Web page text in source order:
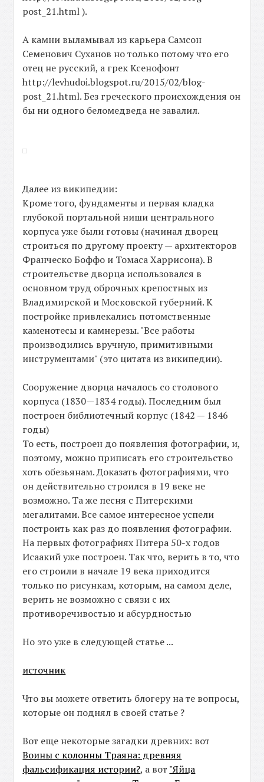
post_21.html ).
А камни выламывал из карьера Самсон
Семенович Суханов но только потому что его
отец не русский, а грек Ксенофонт
http://levhudoi.blogspot.ru/2015/02/blog-
post_21.html. Без греческого происхождения он
бы ни одного беломедведа не завалил.
Далее из википедии:
Кроме того, фундаменты и первая кладка
глубокой портальной ниши центрального
корпуса уже были готовы (начинал дворец
строиться по другому проекту — архитекторов
Франческо Боффо и Томаса Харрисона). В
строительстве дворца использовался в
основном труд оброчных крепостных из
Владимирской и Московской губерний. К
постройке привлекались потомственные
каменотесы и камнерезы. "Все работы
производились вручную, примитивными
инструментами" (это цитата из википедии).
Сооружение дворца началось со столового
корпуса (1830—1834 годы). Последним был
построен библиотечный корпус (1842 — 1846
годы)
То есть, построен до появления фотографии, и,
поэтому, можно приписать его строительство
хоть обезьянам. Доказать фотографиями, что
он действительно строился в 19 веке не
возможно. Та же песня с Питерскими
мегалитами. Все самое интересное успели
построить как раз до появления фотографии.
На первых фотографиях Питера 50-х годов
Исаакий уже построен. Так что, верить в то, что
его строили в начале 19 века приходится
только по рисункам, которым, на самом деле,
верить не возможно с связи с их
противоречивостью и абсурдностью
Но это уже в следующей статье ...
источник
Что вы можете ответить блогеру на те вопросы,
которые он поднял в своей статье ?
Вот еще некоторые загадки древних: вот
Воины с колонны Траяна: древняя
фальсификация истории?, а вот "Яйца